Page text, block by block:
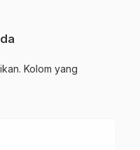
Kolom yang